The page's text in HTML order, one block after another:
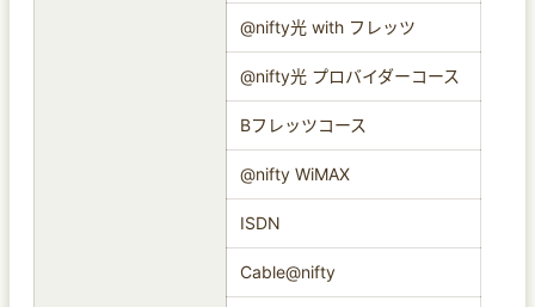
@nifty光 with フレッツ
@nifty光 プロバイダーコース
Bフレッツコース
@nifty WiMAX
ISDN
Cable@nifty